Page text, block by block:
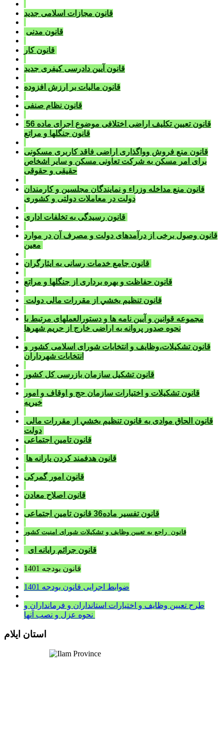
قانون مجازات اسلامی جديد
قانون مدنی
قانون آيين دادرسی کيفری جديد
قانون ماليات بر ارزش افزوده
قانون نظام صنفی
قانون جنگلها و مراتع
قانون منع فروش وواگذاری اراضی فاقد کاربری مسکونی
برای امر مسکن به شرکت تعاونی مسکن و ساير اشخاص
حقيقی و حقوقی
قانون منع مداخله وزراء و نمايندگان مجلسين و کارمندان
دولت در معاملات دولتی و کشوری
قانون وصول برخی از درآمدهای دولت و مصرف آن در موارد
قانون حفاظت و بهره برداری از جنگلها و مراتع
قانون تنظيم بخشي از مقررات مالی دولت
مجموعه قوانين و آيين نامه ها و دستورالعملهای مرتبط با
نحوه صدور پروانه به اراضی خارج از حريم شهرها
قانون تشکيلات،وظايف و انتخابات شورای اسلامی کشور و
انتخابات شهرداران
قانون تشکيل سازمان بازرسی کل کشور
قانون تشکيلات و اختيارات سازمان حج و اوقاف و امور
خيريه
دولت
قانون تامين اجتماعی
قانون هدفمند کردن يارانه ها
قانون امور گمرکی
قانون اصلاح معادن
قانون تفسير ماده36 قانون تامين اجتماعی
قانون راجع به تعيين وظايف و تشکيلات شورای امنيت کشور
قانون جرائم رايانه ای
قانون بودجه 1401
ضوابط اجرایی قانون بودجه 1401
طرح تعیین وظایف و اختیارات استانداران و فرمانداران و
استان ایلام